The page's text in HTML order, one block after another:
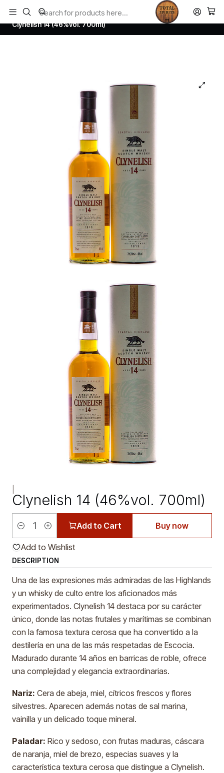
Todos los productos estan en stock. Despachamos a todo Chile.
Home Whisky
Scotch Whisky Highland
Clynelish 14 (46%vol. 700ml)
Clynelish 14 (46%vol. 700ml)
Quantity
Add to Cart Buy now
Add to Wishlist
DESCRIPTION
Una de las expresiones más admiradas de las Highlands
y un whisky de culto entre los aficionados más
experimentados. Clynelish 14 destaca por su carácter
único, donde las notas frutales y marítimas se combinan
con la famosa textura cerosa que ha convertido a la
destilería en una de las más respetadas de Escocia.
Madurado durante 14 años en barricas de roble, ofrece
una complejidad y elegancia extraordinarias.
Nariz: Cera de abeja, miel, cítricos frescos y flores
silvestres. Aparecen además notas de sal marina,
vainilla y un delicado toque mineral.
Paladar: Rico y sedoso, con frutas maduras, cáscara
de naranja, miel de brezo, especias suaves y la
característica textura cerosa que distingue a Clynelish.